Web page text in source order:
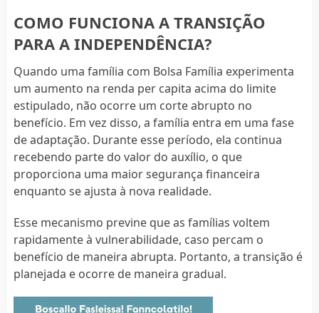
COMO FUNCIONA A TRANSIÇÃO
PARA A INDEPENDÊNCIA?
Quando uma família com Bolsa Família experimenta
um aumento na renda per capita acima do limite
estipulado, não ocorre um corte abrupto no
benefício. Em vez disso, a família entra em uma fase
de adaptação. Durante esse período, ela continua
recebendo parte do valor do auxílio, o que
proporciona uma maior segurança financeira
enquanto se ajusta à nova realidade.
Esse mecanismo previne que as famílias voltem
rapidamente à vulnerabilidade, caso percam o
benefício de maneira abrupta. Portanto, a transição é
planejada e ocorre de maneira gradual.